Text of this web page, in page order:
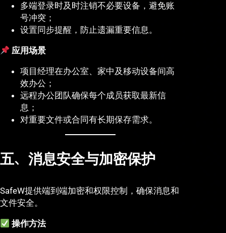
多端登录时及时注销不必要设备，避免账
号冲突；
设置同步提醒，防止遗漏重要信息。
应用场景
项目经理在办公室、家中及移动设备间高
效办公；
远程办公团队确保每个成员获取最新信
息；
对重要文件或合同有长期保存需求。
五、消息安全与加密保护
SafeW提供端到端加密和权限控制，确保消息和
文件安全。
操作方法